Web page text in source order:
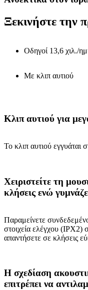
Ξεκινήστε την
Οδηγοί 13,6 χιλ./
Με κλιπ αυτιού
Κλιπ αυτιού για
Το κλιπ αυτιού εγγυάται
Χειριστείτε τη
κλήσεις ενώ
Παραμείνετε
στοιχεία ελέγχου (IPX2)
απαντήσετε σε κλήσεις
Η σχεδίαση
επιτρέπει να